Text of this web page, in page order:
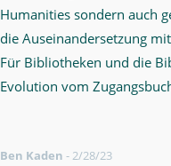
Humanities sondern auch
die Auseinandersetzung
Für Bibliotheken und die
Evolution vom
Ben Kaden -2/28/23